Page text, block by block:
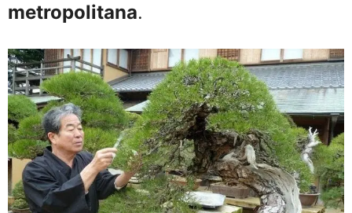
metropolitana.